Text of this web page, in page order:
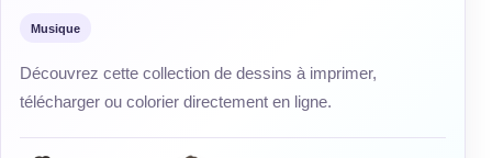
Musique
Découvrez cette collection de dessins à imprimer,
télécharger ou colorier directement en ligne.